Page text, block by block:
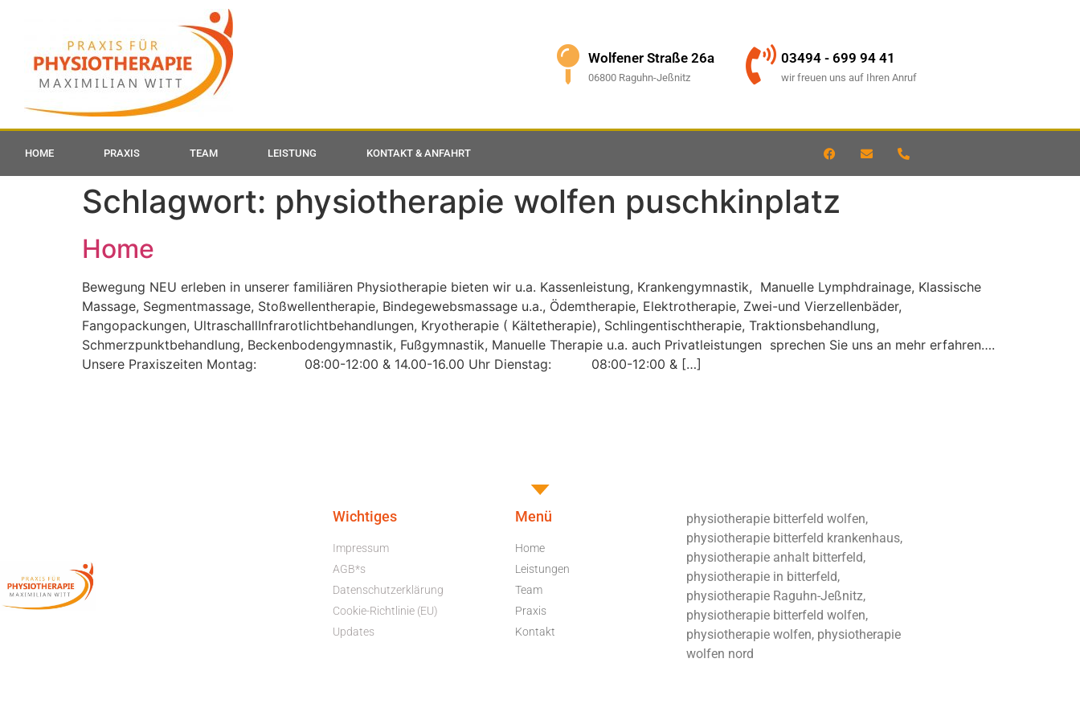
Wolfener Straße 26a
06800 Raguhn-Jeßnitz
03494 - 699 94 41
wir freuen uns auf Ihren Anruf
HOME PRAXIS TEAM LEISTUNG KONTAKT & ANFAHRT
Schlagwort: physiotherapie wolfen puschkinplatz
Home
Bewegung NEU erleben in unserer familiären Physiotherapie bieten wir u.a. Kassenleistung, Krankengymnastik, Manuelle Lymphdrainage, Klassische
Massage, Segmentmassage, Stoßwellentherapie, Bindegewebsmassage u.a., Ödemtherapie, Elektrotherapie, Zwei-und Vierzellenbäder,
Fangopackungen, UltraschallInfrarotlichtbehandlungen, Kryotherapie ( Kältetherapie), Schlingentischtherapie, Traktionsbehandlung,
Schmerzpunktbehandlung, Beckenbodengymnastik, Fußgymnastik, Manuelle Therapie u.a. auch Privatleistungen sprechen Sie uns an mehr erfahren….
Unsere Praxiszeiten Montag: 08:00-12:00 & 14.00-16.00 Uhr Dienstag: 08:00-12:00 & […]
Wichtiges
Impressum
AGB*s
Datenschutzerklärung
Cookie-Richtlinie (EU)
Updates
Menü
Home
Leistungen
Team
Praxis
Kontakt
physiotherapie bitterfeld wolfen,
physiotherapie bitterfeld krankenhaus,
physiotherapie anhalt bitterfeld,
physiotherapie in bitterfeld,
physiotherapie Raguhn-Jeßnitz,
physiotherapie bitterfeld wolfen,
physiotherapie wolfen, physiotherapie
wolfen nord